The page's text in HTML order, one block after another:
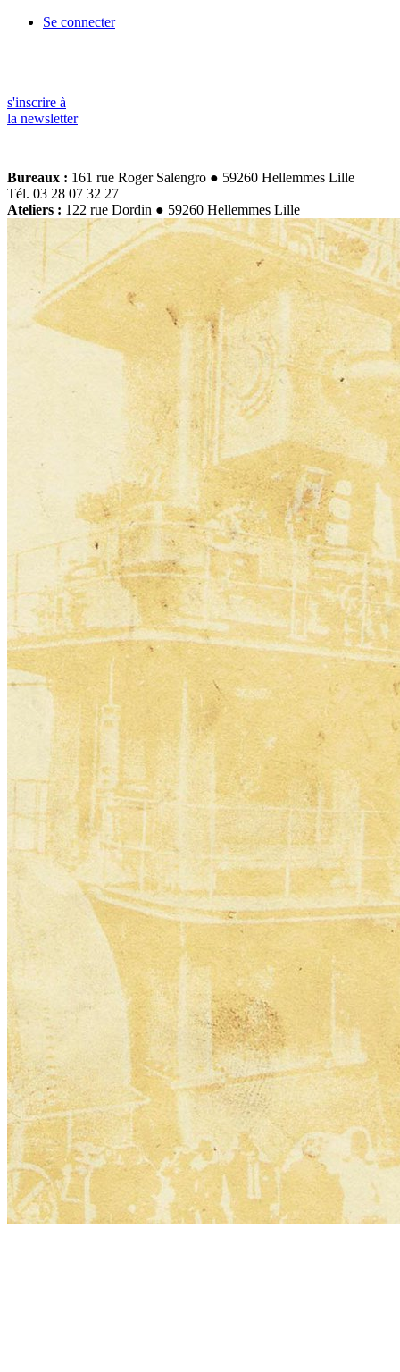
Se connecter
s'inscrire à
la newsletter
Bureaux : 161 rue Roger Salengro ● 59260 Hellemmes Lille
Tél. 03 28 07 32 27
Ateliers : 122 rue Dordin ● 59260 Hellemmes Lille